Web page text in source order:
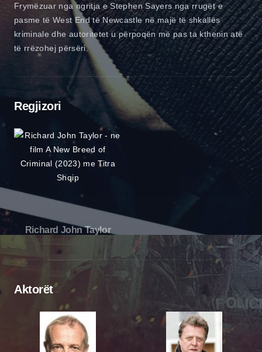
Frymëzuar nga ngritja e Stephen Sayers nga rrugët e
pasme të West End të Newcastle në majë të shkallës
kriminale dhe autoritetet u përpoqën më pas ta kthenin atë
të rrëzohej përsëri.
Regjizori
Richard John Taylor
Aktorët